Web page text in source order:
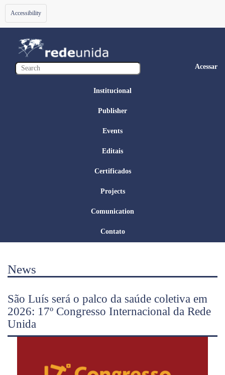
Toggle
navigation
Accessibility
Acessar
Institucional
Publisher
Events
Editais
Certificados
Projects
Comunication
Contato
News
São Luís será o palco da saúde coletiva em
2026: 17º Congresso Internacional da Rede
Unida